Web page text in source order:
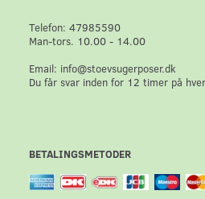
Telefon: 47985590
Man-tors. 10.00 - 14.00
Email: info@stoevsugerposer.dk
Du får svar inden for 12 timer på
BETALINGSMETODER